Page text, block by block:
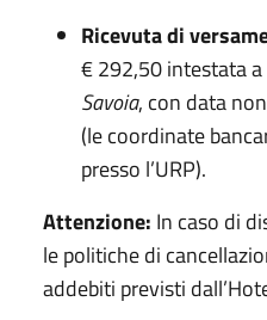
Ricevuta di
€ 292,50 intestata a
Savoia, con data
(le coordinate
presso l’URP).
Attenzione: In caso di
le politiche di
addebiti previsti